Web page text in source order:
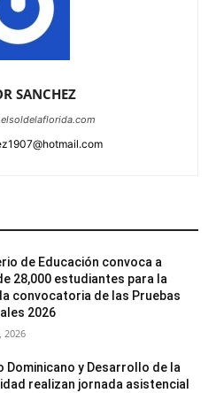
SANCHEZ
de Educación convoca a
28,000 estudiantes para la
convocatoria de las Pruebas
2026
2026
Dominicano y Desarrollo de la
realizan jornada asistencial